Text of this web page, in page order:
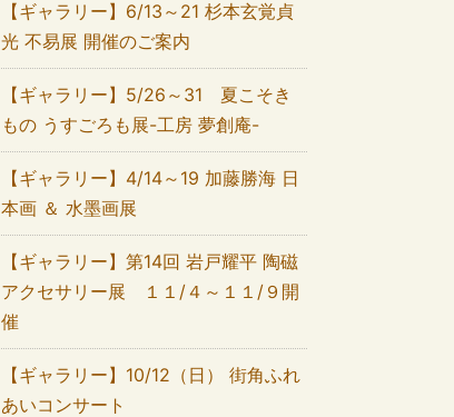
【ギャラリー】6/13～21 杉本玄覚貞
光 不易展 開催のご案内
【ギャラリー】5/26～31 夏こそき
もの うすごろも展-工房 夢創庵-
【ギャラリー】4/14～19 加藤勝海 日
本画 ＆ 水墨画展
【ギャラリー】第14回 岩戸耀平 陶磁
アクセサリー展 １１/４～１１/９開
催
【ギャラリー】10/12（日） 街角ふれ
あいコンサート